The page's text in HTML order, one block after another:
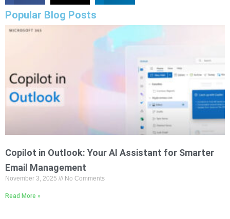
Popular Blog Posts
Copilot in Outlook: Your AI Assistant for Smarter
Email Management
November 3, 2025 No Comments
Read More »